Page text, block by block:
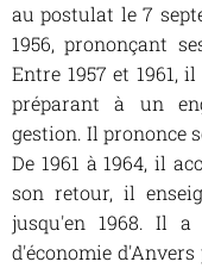
au postulat le 7
1956, prononçant
Entre 1957 et 1961,
préparant à un
gestion. Il prononce
De 1961 à 1964, il
son retour, il
jusqu'en 1968. Il
d'économie d'Anvers